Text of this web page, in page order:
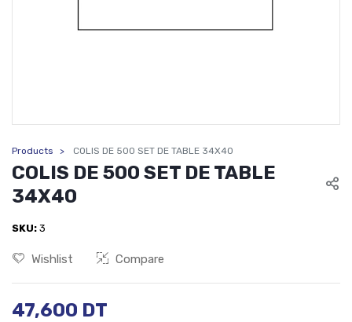
Products COLIS DE 500 SET DE TABLE 34X40
COLIS DE 500 SET DE TABLE
34X40
SKU: 3
Wishlist Compare
47,600 DT